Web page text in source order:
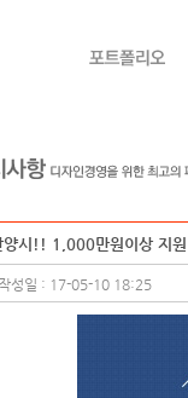
양시!! 1,000만원이상 지
성일 : 17-05-10 18:25